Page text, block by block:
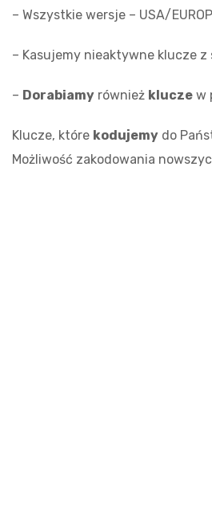
– Wszystkie wersje – USA/
– Kasujemy nieaktywne klucze z
– Dorabiamy również klucze w
Klucze, które kodujemy do
Możliwość zakodowania